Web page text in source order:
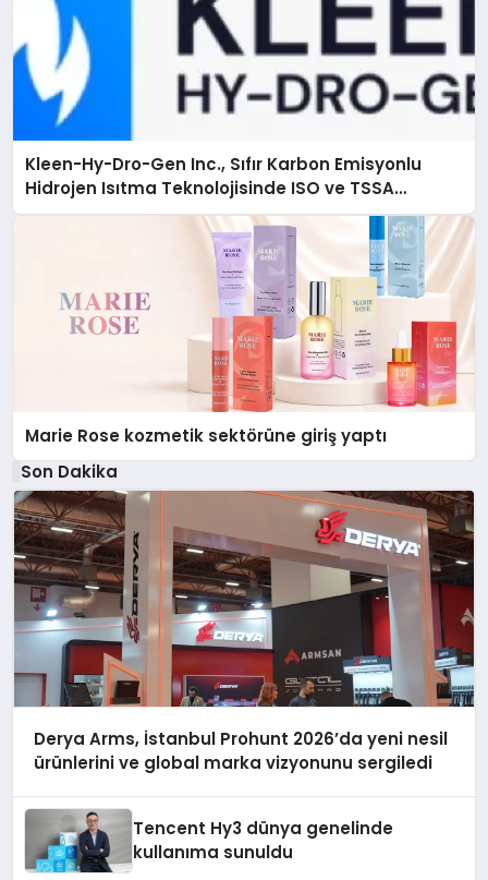
Kleen-Hy-Dro-Gen Inc., Sıfır Karbon Emisyonlu
Hidrojen Isıtma Teknolojisinde ISO ve TSSA
Düzenleyici Onaylarını Aldı
Marie Rose kozmetik sektörüne giriş yaptı
Son Dakika
Derya Arms, İstanbul Prohunt 2026’da yeni nesil
ürünlerini ve global marka vizyonunu sergiledi
Tencent Hy3 dünya genelinde
kullanıma sunuldu